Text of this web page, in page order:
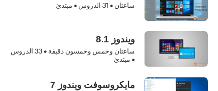
ساعتان • 31 الدروس • مبتدئ
ويندوز 8.1
ساعتان وخمس وخمسون دقيقة •33 الدروس
• مبتدئ
مايكروسوفت ويندوز 7